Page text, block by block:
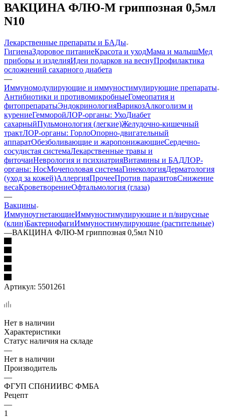
ВАКЦИНА ФЛЮ-М гриппозная 0,5мл
N10
Лекарственные препараты и БАДы
ГигиенаЗдоровое питаниеКрасота и уходМама и малышМед
приборы и изделияИдеи подарков на веснуПрофилактика
осложнений сахарного диабета
—
Иммуномодулирующие и иммуностимулирующие препараты
Антибиотики и противомикробныеГомеопатия и
фитопрепаратыЭндокринологияВарикозАлкоголизм и
курениеГемморойЛОР-органы: УхоДиабет
сахарныйПульмонология (легкие)Желудочно-кишечный
трактЛОР-органы: ГорлоОпорно-двигательный
аппаратОбезболивающие и жаропонижающиеСердечно-
сосудистая системаЛекарственные травы и
фиточаиНеврология и психиатрияВитамины и БАДЛОР-
органы: НосМочеполовая системаГинекологияДерматология
(уход за кожей)АллергияПрочееПротив паразитовСнижение
весаКроветворениеОфтальмология (глаза)
—
Вакцины
ИммуноугнетающиеИммуностимулирующие и п/вирусные
(клин)БактериофагиИммуностимулирующие (растительные)
—ВАКЦИНА ФЛЮ-М гриппозная 0,5мл N10
Артикул: 5501261
Нет в наличии
Характеристики
Статус наличия на складе
—
Нет в наличии
Производитель
—
ФГУП СПбНИИВС ФМБА
Рецепт
—
1